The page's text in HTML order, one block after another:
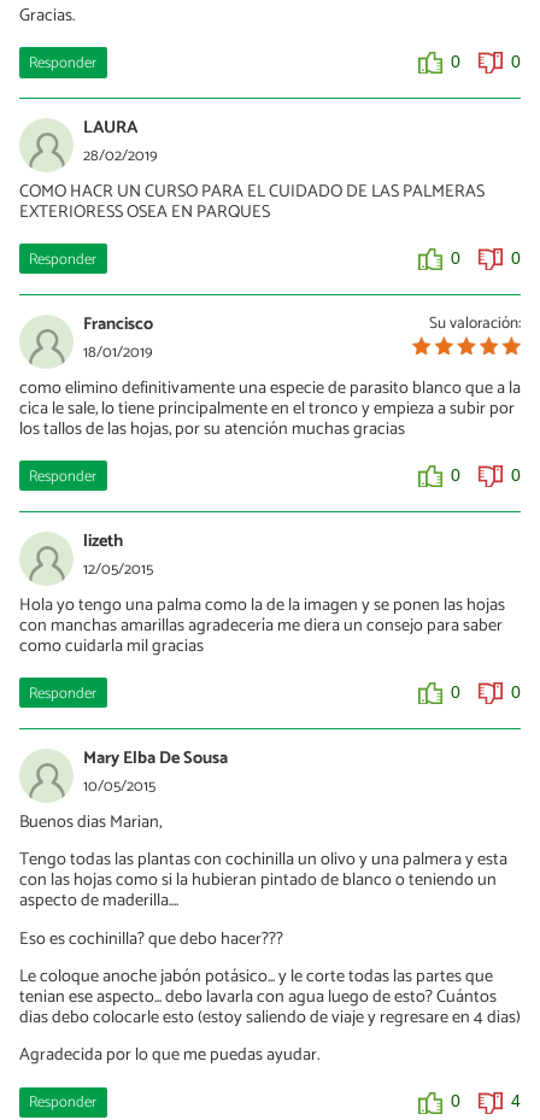
Gracias.
Responder 0 0
LAURA
28/02/2019
COMO HACR UN CURSO PARA EL CUIDADO DE LAS PALMERAS
EXTERIORESS OSEA EN PARQUES
Responder 0 0
Su valoración:
Francisco
18/01/2019
como elimino definitivamente una especie de parasito blanco que a la
cica le sale, lo tiene principalmente en el tronco y empieza a subir por
los tallos de las hojas, por su atención muchas gracias
Responder 0 0
lizeth
12/05/2015
Hola yo tengo una palma como la de la imagen y se ponen las hojas
con manchas amarillas agradecería me diera un consejo para saber
como cuidarla mil gracias
Responder 0 0
Mary Elba De Sousa
10/05/2015
Buenos dias Marian,
Tengo todas las plantas con cochinilla un olivo y una palmera y esta
con las hojas como si la hubieran pintado de blanco o teniendo un
aspecto de maderilla....
Eso es cochinilla? que debo hacer???
Le coloque anoche jabón potásico... y le corte todas las partes que
tenian ese aspecto... debo lavarla con agua luego de esto? Cuántos
dias debo colocarle esto (estoy saliendo de viaje y regresare en 4 dias)
Agradecida por lo que me puedas ayudar.
Responder 0 4